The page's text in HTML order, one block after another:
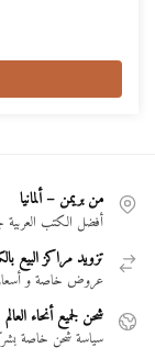
من بريمن – ألمانيا
أفضل الكتب
تزويد مراكز البيع
عروض خاصة و
شحن لجميع أنحاء العالم
سياسة شحن خاصة